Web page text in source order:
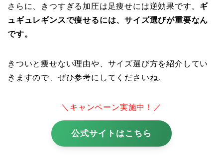
さらに、きつすぎる加圧は足痩せには逆効果です。 ギ
ュギュレギンスで痩せるには、サイズ選びが重要なん
です。
きついと痩せない理由や、サイズ選び方を紹介してい
きますので、ぜひ参考にしてくださいね。
＼キャンペーン実施中！／
公式サイトはこちら